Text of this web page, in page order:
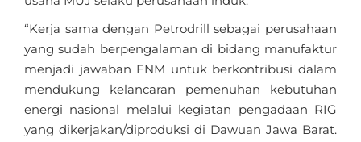
“Kerja sama dengan Petrodrill sebagai perusahaan
yang sudah berpengalaman di bidang manufaktur
menjadi jawaban ENM untuk berkontribusi dalam
mendukung kelancaran pemenuhan kebutuhan
energi nasional melalui kegiatan pengadaan RIG
yang dikerjakan/diproduksi di Dawuan Jawa Barat.